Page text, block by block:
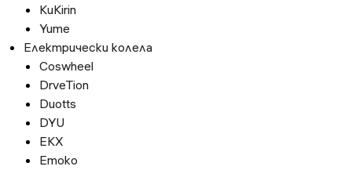
KuKirin
Yume
Електрически колела
Coswheel
DrveTion
Duotts
DYU
EKX
Emoko